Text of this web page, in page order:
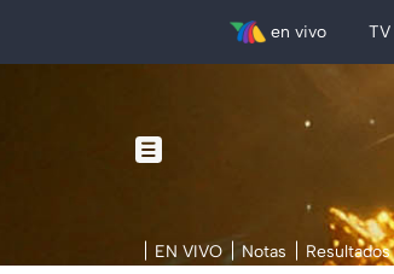
en vivo
EN VIVO Notas Resultados